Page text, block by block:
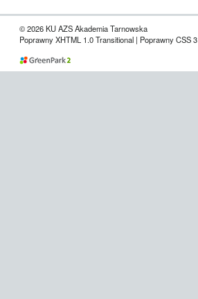
© 2026 KU AZS Akademia Tarnowska
Poprawny XHTML 1.0 Transitional | Poprawny CSS 3